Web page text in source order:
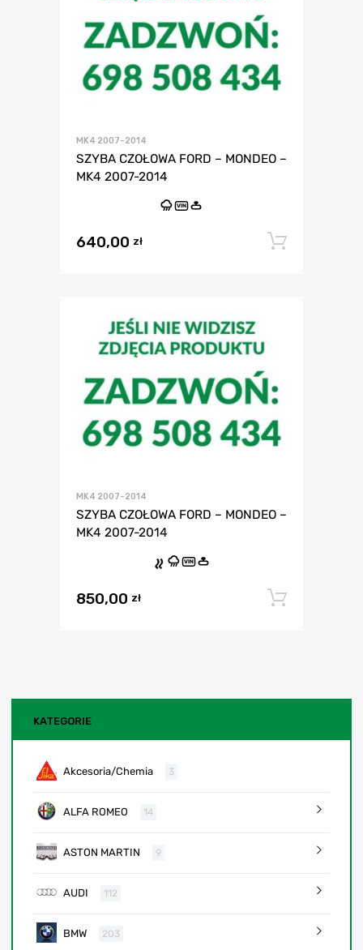
MK4 2007-2014
SZYBA CZOŁOWA FORD – MONDEO –
MK4 2007-2014
VIN
640,00 zł
MK4 2007-2014
SZYBA CZOŁOWA FORD – MONDEO –
MK4 2007-2014
VIN
850,00 zł
KATEGORIE
Akcesoria/Chemia 3
ALFA ROMEO 14
ASTON MARTIN 9
AUDI 112
BMW 203